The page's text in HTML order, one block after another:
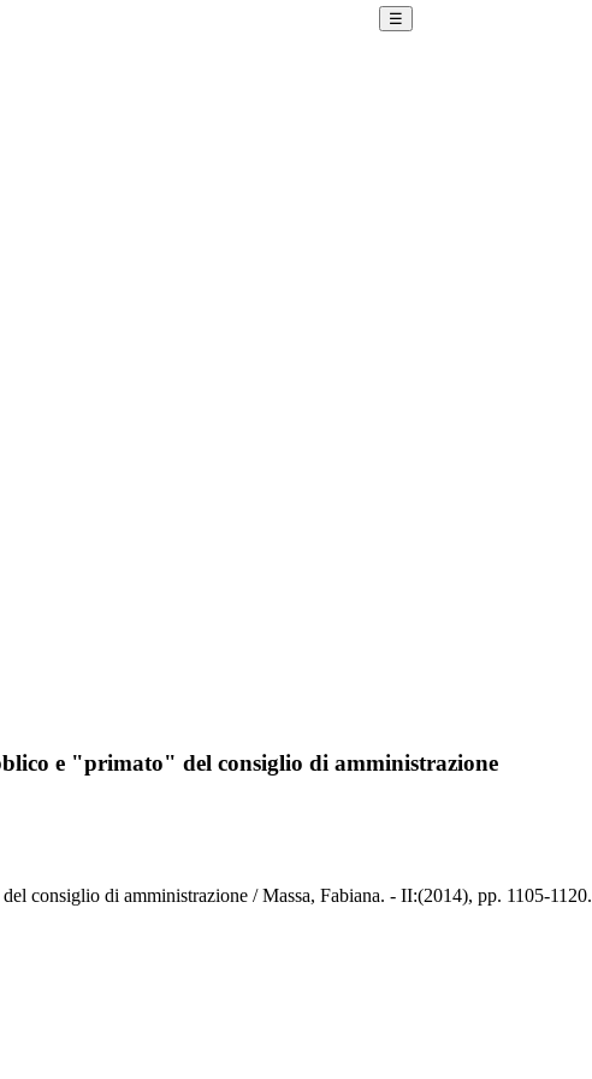
☰
e "primato" del consiglio di amministrazione
consiglio di amministrazione / Massa, Fabiana. - II:(2014), pp. 1105-1120.